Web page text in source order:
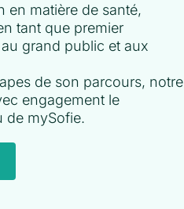
matière de santé,
tant que premier
grand public et aux
de son parcours, notre
engagement le
de mySofie.